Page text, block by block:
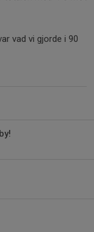
vad vi gjorde i 90